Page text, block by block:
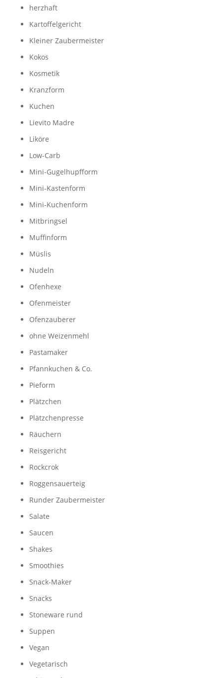
herzhaft
Kartoffelgericht
Kleiner Zaubermeister
Kokos
Kosmetik
Kranzform
Kuchen
Lievito Madre
Liköre
Low-Carb
Mini-Gugelhupfform
Mini-Kastenform
Mini-Kuchenform
Mitbringsel
Muffinform
Müslis
Nudeln
Ofenhexe
Ofenmeister
Ofenzauberer
ohne Weizenmehl
Pastamaker
Pfannkuchen & Co.
Pieform
Plätzchen
Plätzchenpresse
Räuchern
Reisgericht
Rockcrok
Roggensauerteig
Runder Zaubermeister
Salate
Saucen
Shakes
Smoothies
Snack-Maker
Snacks
Stoneware rund
Suppen
Vegan
Vegetarisch